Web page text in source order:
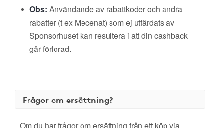
Obs: Användande av rabattkoder och andra
rabatter (t ex Mecenat) som ej utfärdats av
Sponsorhuset kan resultera i att din cashback
går förlorad.
Frågor om ersättning?
Om du har frågor om ersättning från ett köp via